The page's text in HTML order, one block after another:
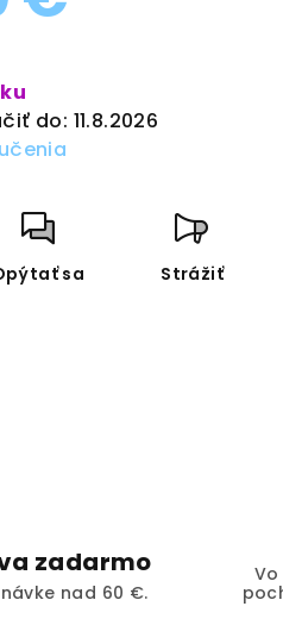
do: 11.8.2026
sa Strážiť
zadarmo
nad 60 €.